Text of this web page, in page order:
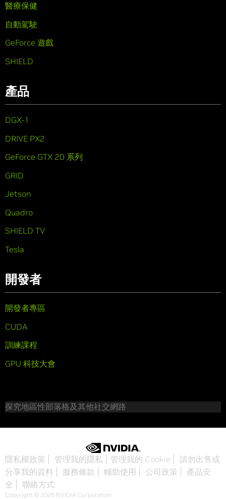
醫療保健
自動駕駛
GeForce 遊戲
SHIELD
產品
DGX-1
DRIVE PX2
GeForce GTX 20 系列
GRID
Jetson
Quadro
SHIELD TV
Tesla
開發者
開發者專區
CUDA
訓練課程
GPU 科技大會
探究地區性部落格及其他社交網路
隱私權政策 管理我的隱私 管理我的 Cookie
請勿出售或
分享我的資料
服務條款 輔助使用 公司政策
產品安
全
聯絡方式
Copyright © 2026 NVIDIA Corporation